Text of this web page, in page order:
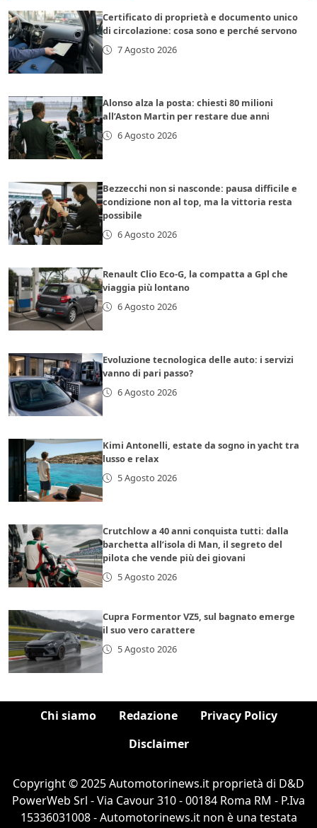
Certificato di proprietà e documento unico
di circolazione: cosa sono e perché servono
7 Agosto 2026
Alonso alza la posta: chiesti 80 milioni
all’Aston Martin per restare due anni
6 Agosto 2026
Bezzecchi non si nasconde: pausa difficile e
condizione non al top, ma la vittoria resta
possibile
6 Agosto 2026
Renault Clio Eco-G, la compatta a Gpl che
viaggia più lontano
6 Agosto 2026
Evoluzione tecnologica delle auto: i servizi
vanno di pari passo?
6 Agosto 2026
Kimi Antonelli, estate da sogno in yacht tra
lusso e relax
5 Agosto 2026
Crutchlow a 40 anni conquista tutti: dalla
barchetta all’isola di Man, il segreto del
pilota che vende più dei giovani
5 Agosto 2026
Cupra Formentor VZ5, sul bagnato emerge
il suo vero carattere
5 Agosto 2026
Chi siamo Redazione
Privacy Policy
Disclaimer
Copyright © 2025 Automotorinews.it proprietà di D&D
PowerWeb Srl - Via Cavour 310 - 00184 Roma RM - P.Iva
15336031008 - Automotorinews.it non è una testata